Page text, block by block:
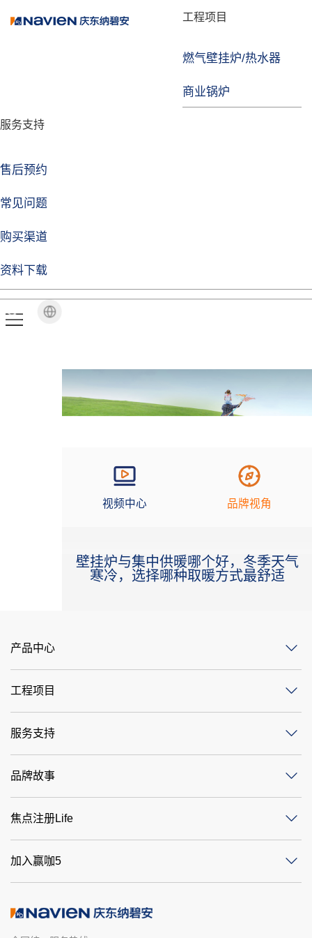
工程项目
燃气壁挂炉/热水器
商业锅炉
服务支持
售后预约
常见问题
购买渠道
资料下载
品牌故事
技术实力
企业动态
焦点注册Life
品牌视角
视频中心 品牌视角
壁挂炉与集中供暖哪个好，冬季天气
寒冷，选择哪种取暖方式最舒适
产品中心
工程项目
服务支持
品牌故事
焦点注册Life
加入赢咖5